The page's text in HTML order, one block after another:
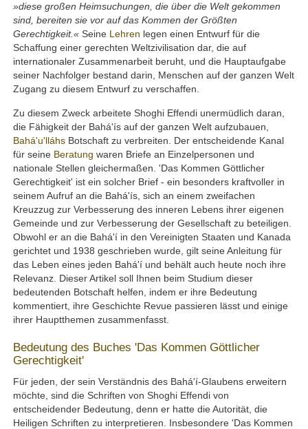
»diese großen Heimsuchungen, die über die Welt gekommen
sind, bereiten sie vor auf das Kommen der Größten
Gerechtigkeit.« Seine Lehren legen einen Entwurf für die
Schaffung einer gerechten Weltzivilisation dar, die auf
internationaler Zusammenarbeit beruht, und die Hauptaufgabe
seiner Nachfolger bestand darin, Menschen auf der ganzen Welt
Zugang zu diesem Entwurf zu verschaffen.
Zu diesem Zweck arbeitete Shoghi Effendi unermüdlich daran,
die Fähigkeit der Bahá'ís auf der ganzen Welt aufzubauen,
Bahá'u'lláhs Botschaft zu verbreiten. Der entscheidende Kanal
für seine Beratung waren Briefe an Einzelpersonen und
nationale Stellen gleichermaßen. 'Das Kommen Göttlicher
Gerechtigkeit' ist ein solcher Brief - ein besonders kraftvoller in
seinem Aufruf an die Bahá'ís, sich an einem zweifachen
Kreuzzug zur Verbesserung des inneren Lebens ihrer eigenen
Gemeinde und zur Verbesserung der Gesellschaft zu beteiligen.
Obwohl er an die Bahá'í in den Vereinigten Staaten und Kanada
gerichtet und 1938 geschrieben wurde, gilt seine Anleitung für
das Leben eines jeden Bahá'í und behält auch heute noch ihre
Relevanz. Dieser Artikel soll Ihnen beim Studium dieser
bedeutenden Botschaft helfen, indem er ihre Bedeutung
kommentiert, ihre Geschichte Revue passieren lässt und einige
ihrer Hauptthemen zusammenfasst.
Bedeutung des Buches 'Das Kommen Göttlicher
Gerechtigkeit'
Für jeden, der sein Verständnis des Bahá'í-Glaubens erweitern
möchte, sind die Schriften von Shoghi Effendi von
entscheidender Bedeutung, denn er hatte die Autorität, die
Heiligen Schriften zu interpretieren. Insbesondere 'Das Kommen